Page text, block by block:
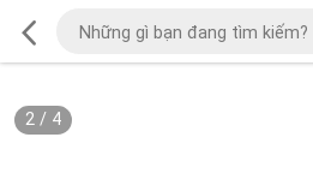
2/ 4